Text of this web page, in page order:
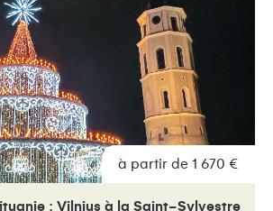
à partir de 1 670 €
: Vilnius à la Saint-Sylvestre